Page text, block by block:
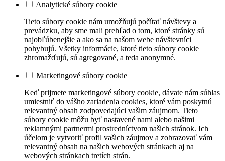
Analytické súbory cookie
Tieto súbory cookie nám umožňujú počítať návštevy a
prevádzku, aby sme mali prehľad o tom, ktoré stránky sú
najobľúbenejšie a ako sa na našom webe návštevníci
pohybujú. Všetky informácie, ktoré tieto súbory cookie
zhromažďujú, sú agregované, a teda anonymné.
Marketingové súbory cookie
Keď prijmete marketingové súbory cookie, dávate nám súhlas
umiestniť do vášho zariadenia cookies, ktoré vám poskytnú
relevantný obsah zodpovedajúci vašim záujmom. Tieto
súbory cookie môžu byť nastavené nami alebo našimi
reklamnými partnermi prostredníctvom našich stránok. Ich
účelom je vytvoriť profil vašich záujmov a zobrazovať vám
relevantný obsah na našich webových stránkach aj na
webových stránkach tretích strán.